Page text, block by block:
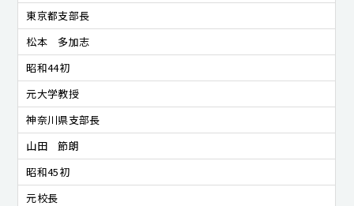
東京都支部長
松本 多加志
昭和44初
元大学教授
神奈川県支部長
山田 節朗
昭和45初
元校長